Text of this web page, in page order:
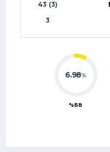
43 (3)
3
6.98%
%БВ